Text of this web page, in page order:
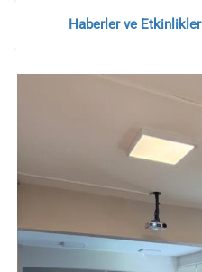
Haberler ve Etkinlikler